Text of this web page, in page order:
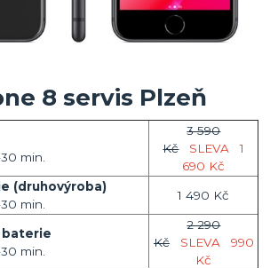
8 servis Plzeň
min.
3 590
Kč
SLEVA 1
690 Kč
(druhovýroba)
min.
1 490 Kč
baterie
min.
2 290
Kč
SLEVA 990
Kč